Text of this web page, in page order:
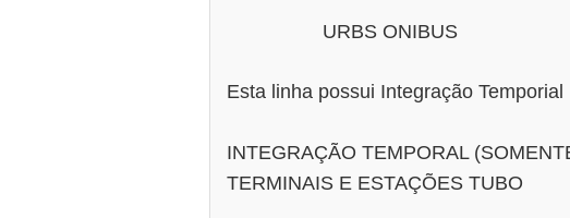
URBS ONIBUS
Esta linha possui Integração Temporial
INTEGRAÇÃO TEMPORAL
TERMINAIS E ESTAÇÕES TUBO